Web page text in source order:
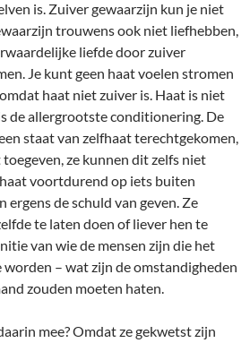
is. Zuiver gewaarzijn kun je niet
trouwens ook niet liefhebben,
liefde door zuiver
Je kunt geen haat voelen stromen
haat niet zuiver is. Haat is niet
de allergrootste conditionering. De
staat van zelfhaat terechtgekomen,
ze kunnen dit zelfs niet
voortdurend op iets buiten
ergens de schuld van geven. Ze
te laten doen of liever hen te
van wie de mensen zijn die het
– wat zijn de omstandigheden
zouden moeten haten.
mee? Omdat ze gekwetst zijn